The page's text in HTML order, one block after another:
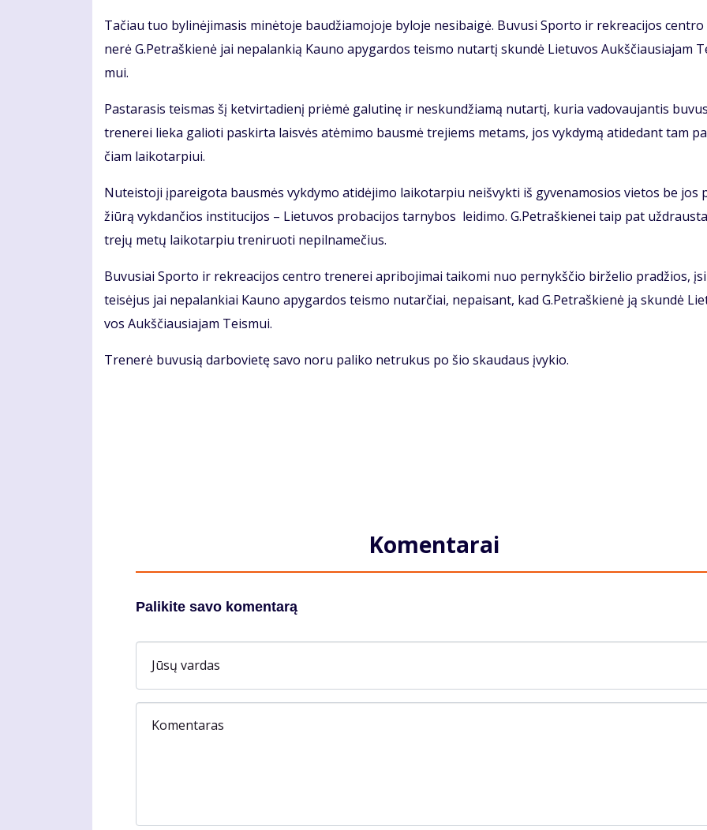
Ta­čiau tuo by­li­nė­ji­ma­sis mi­nė­to­je bau­džia­mo­jo­je by­lo­je ne­si­bai­gė. Bu­vu­si Spor­to ir rek­re­a­ci­jos
ne­rė G.Pet­raš­kie­nė jai ne­pa­lan­kią Kau­no apy­gar­dos teis­mo nu­tar­tį skun­dė Lie­tu­vos Aukš­čiau­sia­jam
mui.
Pas­ta­ra­sis teis­mas šį ket­vir­ta­die­nį pri­ėmė ga­lu­ti­nę ir ne­skun­džia­mą nu­tar­tį, ku­ria va­do­vau­jan­tis
tre­ne­rei lie­ka ga­lio­ti pa­skir­ta lais­vės at­ėmi­mo baus­mė tre­jiems me­tams, jos vyk­dy­mą ati­de­dant tam
čiam lai­ko­tar­piui.
Nu­teis­to­ji įpa­rei­go­ta baus­mės vyk­dy­mo ati­dė­ji­mo lai­ko­tar­piu ne­iš­vyk­ti iš gy­ve­na­mo­sios vie­tos be jos
žiū­rą vyk­dan­čios ins­ti­tu­ci­jos – Lie­tu­vos pro­ba­ci­jos tar­ny­bos lei­di­mo. G.Pet­raš­kie­nei taip pat už­draus­ta
tre­jų me­tų lai­ko­tar­piu tre­ni­ruo­ti ne­pil­na­me­čius.
Bu­vu­siai Spor­to ir rek­re­a­ci­jos cen­tro tre­ne­rei ap­ri­bo­ji­mai tai­ko­mi nuo per­nykš­čio bir­že­lio pra­džios,
teisėjus jai ne­pa­lan­kiai Kau­no apy­gar­dos teis­mo nu­tar­čiai, ne­pai­sant, kad G.Pet­raš­kie­nė ją skun­dė
vos Aukš­čiau­sia­jam Teis­mui.
Tre­ne­rė bu­vu­sią dar­bo­vie­tę sa­vo no­ru pa­li­ko ne­tru­kus po šio skau­daus įvy­kio.
Komentarai
Palikite savo komentarą
Jūsų vardas
Komentaras